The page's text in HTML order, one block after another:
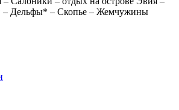
Дельфы* – Скопье – Жемчужины